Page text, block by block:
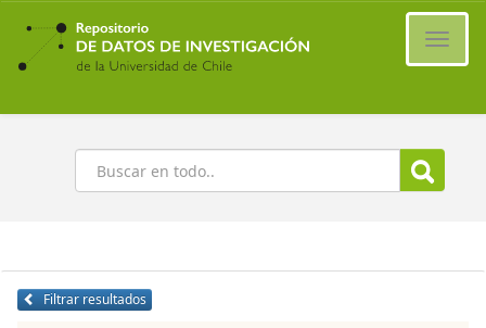
Ir
contenido
principal
Buscar
Filtrar resultados